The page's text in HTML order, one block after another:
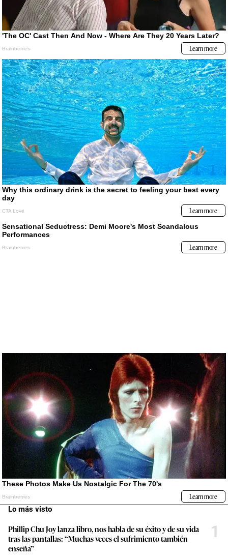
Lo más visto
Phillip Chu Joy lanza libro, nos habla de su éxito y de su vida
tras las pantallas: “Muchas veces el sufrimiento también
enseña”
1